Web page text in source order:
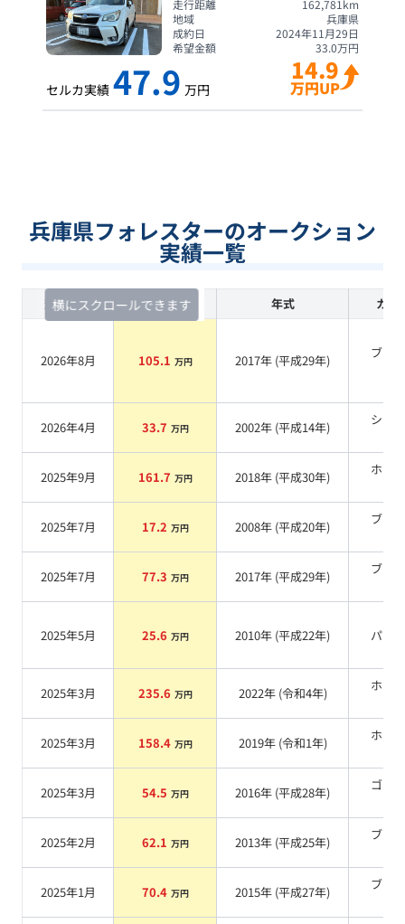
走行距離 162,781 km
地域
兵庫県
成約日
2024年11月29日
希望金額
33.0万円
セルカ実績 47.9 万円
14.9
万円UP
兵庫県フォレスターのオークション
実績一覧
横にスクロールできます
査定時期 セルカ実績 年式 カラ
2026年8月 105.1 万円 2017年 (平成29年)
ブラ
2026年4月 33.7 万円 2002年 (平成14年)
シル
2025年9月 161.7 万円 2018年 (平成30年)
ホワ
2025年7月 17.2 万円 2008年 (平成20年)
ブラ
2025年7月 77.3 万円 2017年 (平成29年)
ブラ
2025年5月 25.6 万円 2010年 (平成22年) パール
2025年3月 235.6 万円 2022年 (令和4年)
ホワ
2025年3月 158.4 万円 2019年 (令和1年)
ホワ
2025年3月 54.5 万円 2016年 (平成28年)
ゴー
2025年2月 62.1 万円 2013年 (平成25年)
ブラ
2025年1月 70.4 万円 2015年 (平成27年)
ブラ